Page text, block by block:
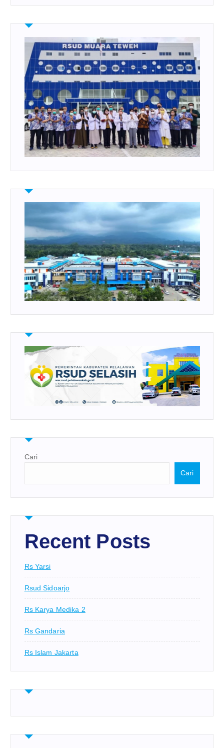
Cari
Cari
Recent Posts
Rs Yarsi
Rsud Sidoarjo
Rs Karya Medika 2
Rs Gandaria
Rs Islam Jakarta